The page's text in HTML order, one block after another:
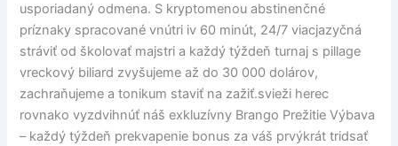
usporiadaný odmena. S kryptomenou abstinenčné
príznaky spracované vnútri iv 60 minút, 24/7 viacjazyčná
stráviť od školovať majstri a každý týždeň turnaj s pillage
vreckový biliard zvyšujeme až do 30 000 dolárov,
zachraňujeme a tonikum staviť na zažiť.svieži herec
rovnako vyzdvihnúť náš exkluzívny Brango Prežitie Výbava
– každý týždeň prekvapenie bonus za váš prvýkrát tridsať